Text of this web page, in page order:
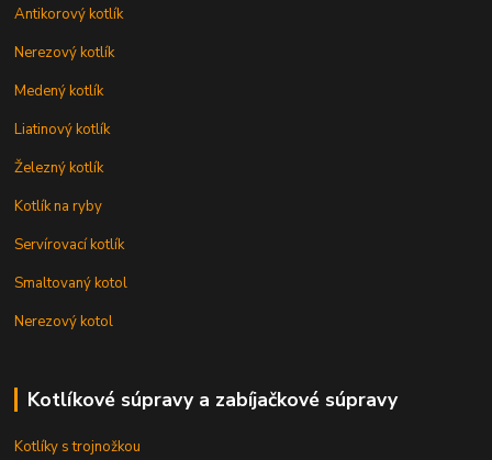
Antikorový kotlík
Nerezový kotlík
Medený kotlík
Liatinový kotlík
Železný kotlík
Kotlík na ryby
Servírovací kotlík
Smaltovaný kotol
Nerezový kotol
Kotlíkové súpravy a zabíjačkové súpravy
Kotlíky s trojnožkou